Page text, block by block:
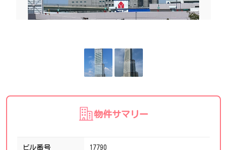
物件サマリー
ビル番号 17790